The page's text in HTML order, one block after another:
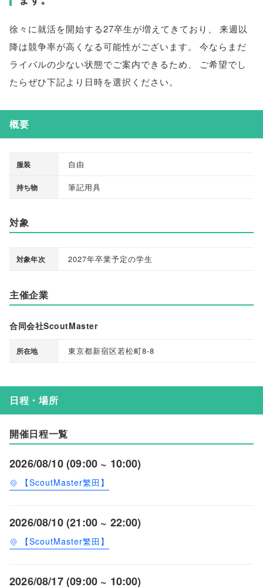
徐々に就活を開始する27卒生が増えてきており
来週以
降は競争率が高くなる可能性がございます。
今ならまだ
ライバルの少ない状態でご案内できるため
ご希望でし
たらぜひ下記より日時を選択ください。
概要
服装 自由
持ち物 筆記用具
対象
対象年次 2027年卒業予定の学生
主催企業
合同会社ScoutMaster
所在地 東京都新宿区若松町8-8
日程・場所
開催日程一覧
2026/08/10 (09:00 ~ 10:00)
【ScoutMaster繁田】
2026/08/10 (21:00 ~ 22:00)
【ScoutMaster繁田】
2026/08/17 (09:00 ~ 10:00)